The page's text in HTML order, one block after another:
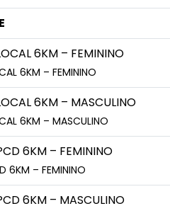
6KM – FEMININO
6KM – FEMININO
6KM – MASCULINO
6KM – MASCULINO
6KM – FEMININO
6KM – FEMININO
6KM – MASCULINO